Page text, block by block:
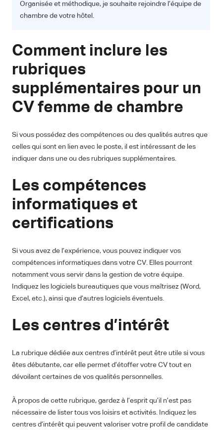
Organisée et méthodique, je souhaite rejoindre l’équipe de
chambre de votre hôtel.
Comment inclure les
rubriques
supplémentaires pour un
CV femme de chambre
Si vous possédez des compétences ou des qualités autres que
celles qui sont en lien avec le poste, il est intéressant de les
indiquer dans une ou des rubriques supplémentaires.
Les compétences
informatiques et
certifications
Si vous avez de l’expérience, vous pouvez indiquer vos
compétences informatiques dans votre CV. Elles pourront
notamment vous servir dans la gestion de votre équipe.
Indiquez les logiciels bureautiques que vous maîtrisez (Word,
Excel, etc.), ainsi que d’autres logiciels éventuels.
Les centres d’intérêt
La rubrique dédiée aux centres d’intérêt peut être utile si vous
êtes débutante, car elle permet d’étoffer votre CV tout en
dévoilant certaines de vos qualités personnelles.
À propos de cette rubrique, gardez à l’esprit qu’il n’est pas
nécessaire de lister tous vos loisirs et activités. Indiquez les
centres d’intérêt qui peuvent valoriser votre profil de candidate